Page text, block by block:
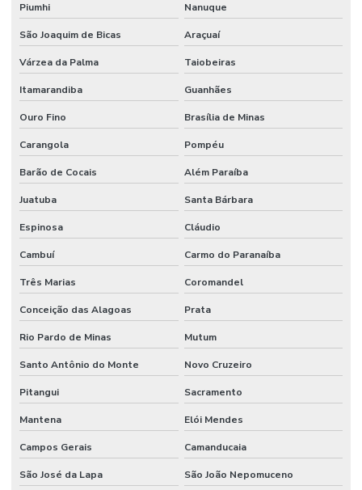
Piumhi Nanuque
São Joaquim de Bicas Araçuaí
Várzea da Palma Taiobeiras
Itamarandiba Guanhães
Ouro Fino Brasília de Minas
Carangola Pompéu
Barão de Cocais Além Paraíba
Juatuba Santa Bárbara
Espinosa Cláudio
Cambuí Carmo do Paranaíba
Três Marias Coromandel
Conceição das Alagoas Prata
Rio Pardo de Minas Mutum
Santo Antônio do Monte Novo Cruzeiro
Pitangui Sacramento
Mantena Elói Mendes
Campos Gerais Camanducaia
São José da Lapa São João Nepomuceno